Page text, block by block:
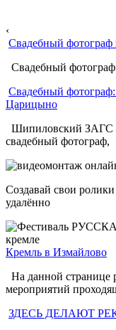
‹
Свадебный
Свадебный
Свадебный
Царицыно
Шипиловский ЗАГС
свадебный фотограф,
Создавай свои
удалённо
Кремль в Измайлово
На данной странице
мероприятий
ЗДЕСЬ ДЕЛАЮТ